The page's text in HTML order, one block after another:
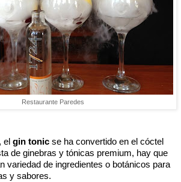
Restaurante Paredes
el gin tonic se ha convertido en el cóctel
de ginebras y tónicas premium, hay que
variedad de ingredientes o botánicos para
y sabores.